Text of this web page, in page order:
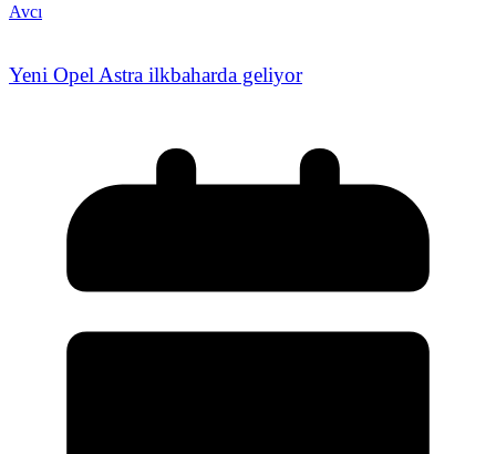
Avcı
Yeni Opel Astra ilkbaharda geliyor